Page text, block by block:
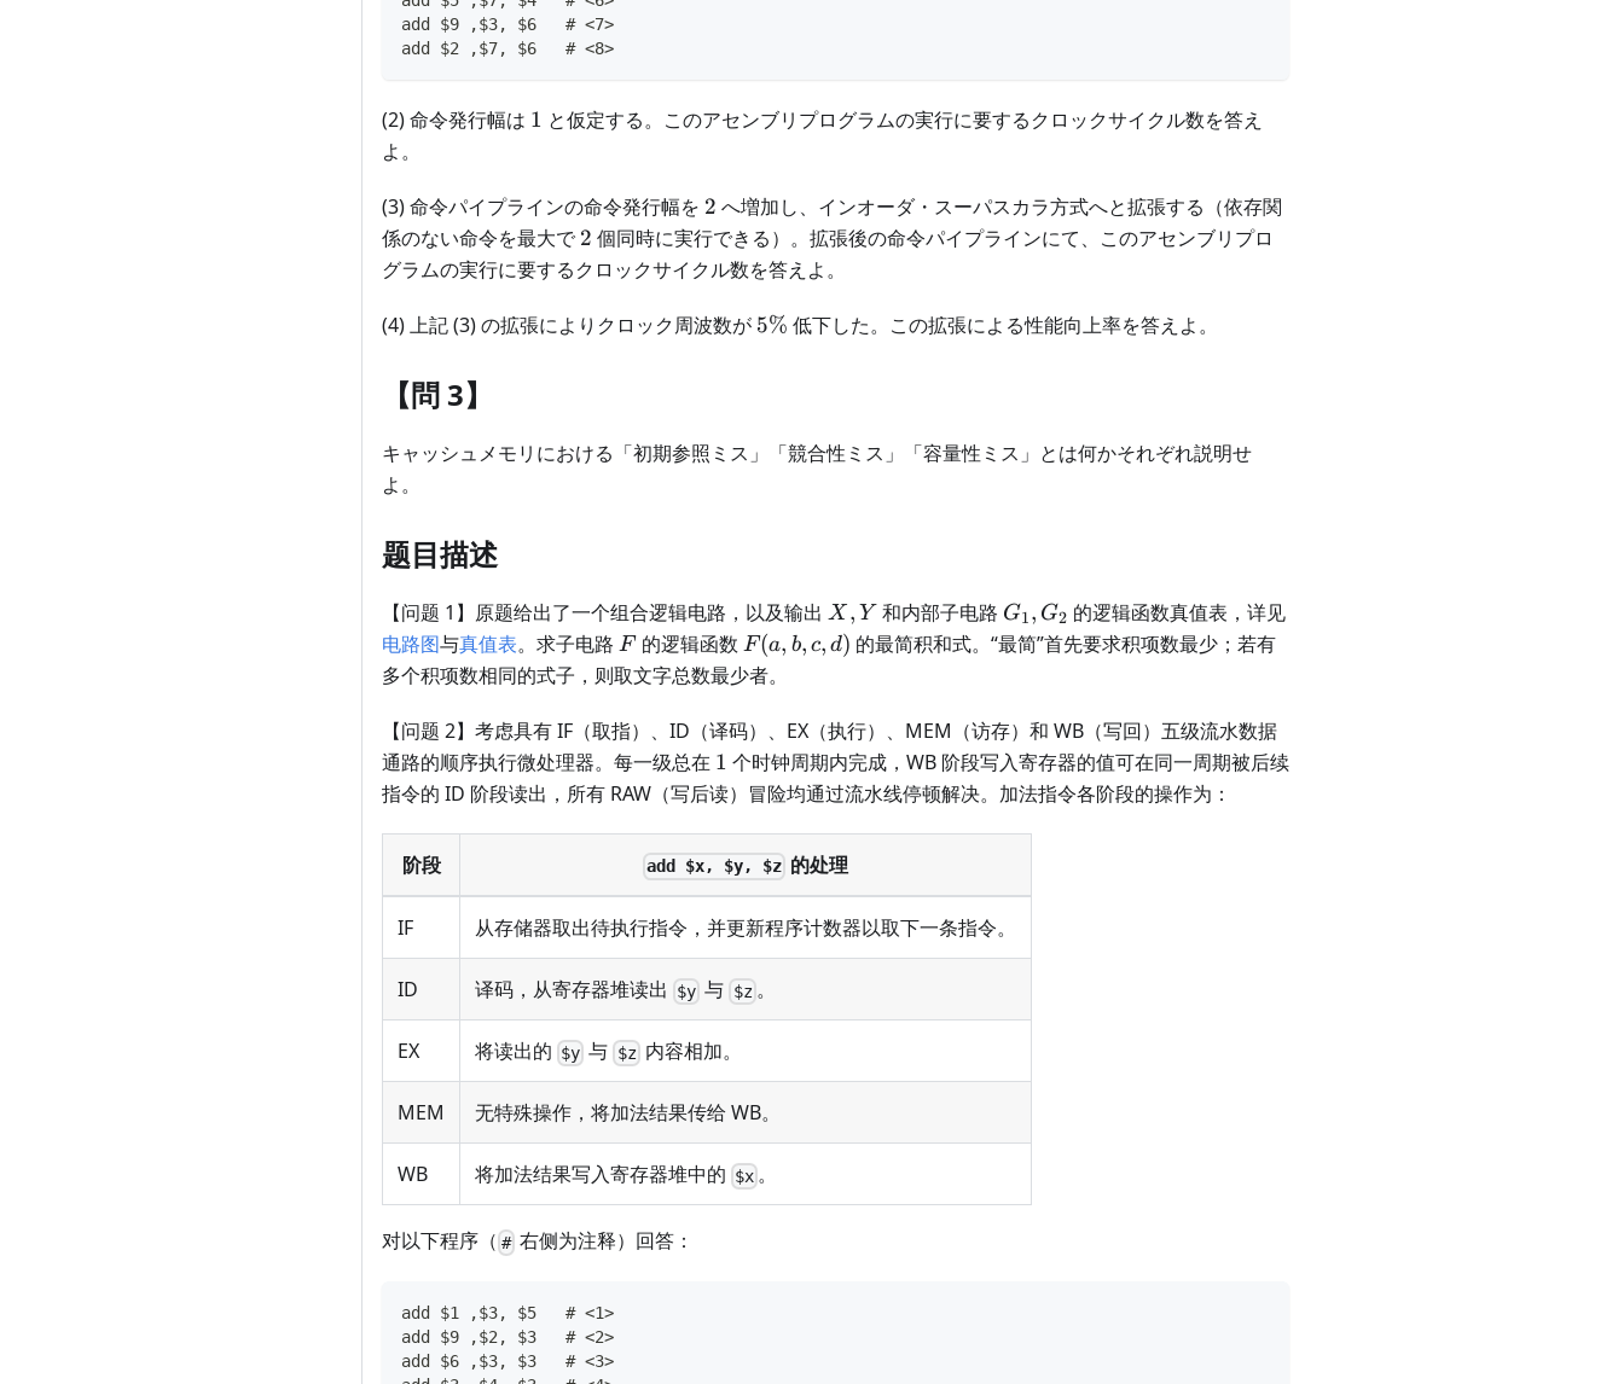
add $9 ,$3, $6   # <7>
add $2 ,$7, $6   # <8>
(2) 命令発行幅は 1
1 と仮定する。このアセンブリプログラムの実行に要するクロックサイクル数を答え
よ。
(3) 命令パイプラインの命令発行幅を 2
2 へ増加し、インオーダ・スーパスカラ方式へと拡張する（依存関
係のない命令を最大で2
2 個同時に実行できる）。拡張後の命令パイプラインにて、このアセンブリプロ
グラムの実行に要するクロックサイクル数を答えよ。
(4) 上記 (3) の拡張によりクロック周波数が 5\%
5% 低下した。この拡張による性能向上率を答えよ。
【問 3】
キャッシュメモリにおける「初期参照ミス」「競合性ミス」「容量性ミス」とは何かそれぞれ説明せ
よ。
题目描述
【问题 1】原题给出了一个组合逻辑电路，以及输出 X,Y
X , Y 和内部子电路 G_1,G_2
G1, G2 的逻辑函数真值表，详见
电路图与真值表。求子电路 F
F 的逻辑函数 F(a,b,c,d)
F(a, b, c, d) 的最简积和式。“最简”首先要求积项数最少；若有
多个积项数相同的式子，则取文字总数最少者。
【问题 2】考虑具有 IF（取指）、ID（译码）、EX（执行）、MEM（访存）和 WB（写回）五级流水数据
通路的顺序执行微处理器。每一级总在 1
1 个时钟周期内完成，WB 阶段写入寄存器的值可在同一周期被后续
指令的 ID 阶段读出，所有 RAW（写后读）冒险均通过流水线停顿解决。加法指令各阶段的操作为：
阶段 add $x, $y, $z 的处理
IF 从存储器取出待执行指令，并更新程序计数器以取下一条指令。
ID 译码，从寄存器堆读出 $y 与 $z。
EX 将读出的 $y 与 $z内容相加。
MEM 无特殊操作，将加法结果传给 WB。
WB 将加法结果写入寄存器堆中的 $x 。
对以下程序（ # 右侧为注释）回答：
add $1 ,$3, $5   # <1>
add $9 ,$2, $3   # <2>
add $6 ,$3, $3   # <3>